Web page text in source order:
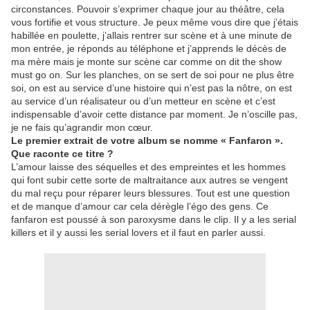
circonstances. Pouvoir s’exprimer chaque jour au théâtre, cela
vous fortifie et vous structure. Je peux même vous dire que j’étais
habillée en poulette, j’allais rentrer sur scène et à une minute de
mon entrée, je réponds au téléphone et j’apprends le décès de
ma mère mais je monte sur scène car comme on dit the show
must go on. Sur les planches, on se sert de soi pour ne plus être
soi, on est au service d’une histoire qui n’est pas la nôtre, on est
au service d’un réalisateur ou d’un metteur en scène et c’est
indispensable d’avoir cette distance par moment. Je n’oscille pas,
je ne fais qu’agrandir mon cœur.
Le premier extrait de votre album se nomme « Fanfaron ».
Que raconte ce titre ?
L’amour laisse des séquelles et des empreintes et les hommes
qui font subir cette sorte de maltraitance aux autres se vengent
du mal reçu pour réparer leurs blessures. Tout est une question
et de manque d’amour car cela dérègle l’égo des gens. Ce
fanfaron est poussé à son paroxysme dans le clip. Il y a les serial
killers et il y aussi les serial lovers et il faut en parler aussi.